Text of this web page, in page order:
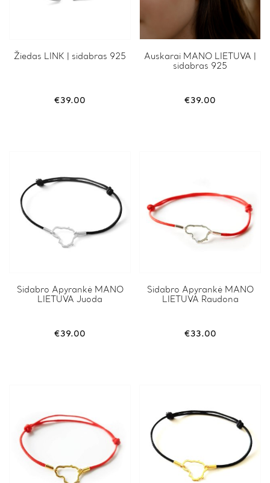
Žiedas LINK | sidabras 925
€39.00
Auskarai MANO LIETUVA |
sidabras 925
€39.00
Sidabro Apyrankė MANO
LIETUVA Juoda
€39.00
Sidabro Apyrankė MANO
LIETUVA Raudona
€33.00